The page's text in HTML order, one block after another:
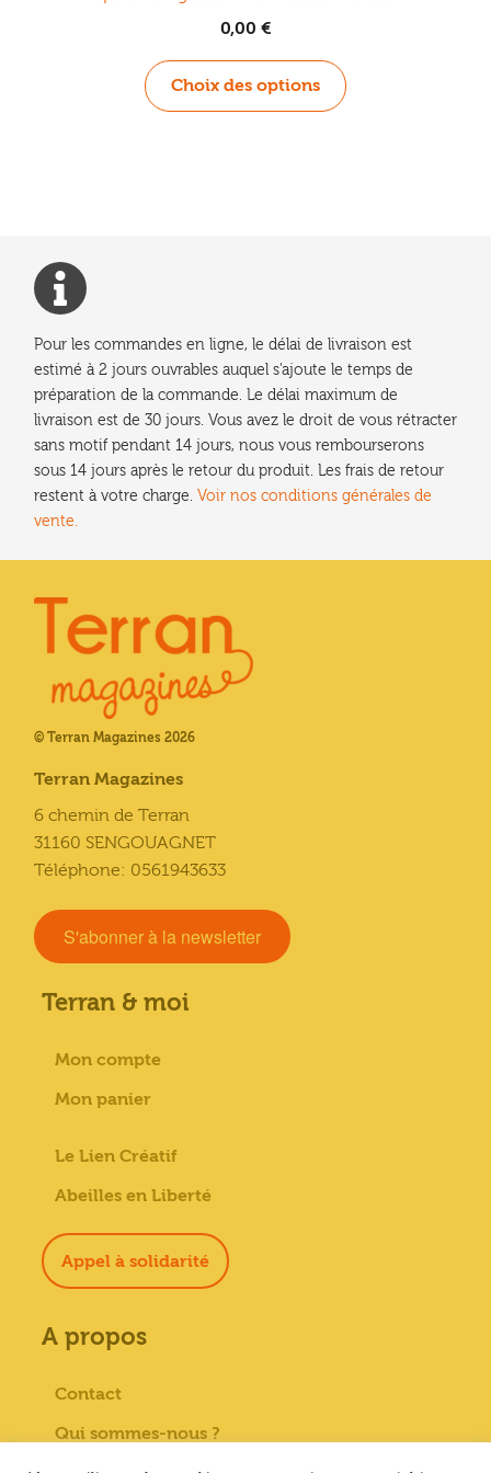
0,00 €
Choix des options
Ce
produit
sur
la
page
du
produit
Pour les commandes en ligne, le délai de livraison est
estimé à 2 jours ouvrables auquel s'ajoute le temps de
préparation de la commande. Le délai maximum de
livraison est de 30 jours. Vous avez le droit de vous rétracter
sans motif pendant 14 jours, nous vous rembourserons
sous 14 jours après le retour du produit. Les frais de retour
restent à votre charge. Voir nos conditions générales de
vente.
© Terran Magazines 2026
Terran Magazines
6 chemin de Terran
31160 SENGOUAGNET
Téléphone: 0561943633
S'abonner à la newsletter
Terran & moi
Mon compte
Mon panier
Le Lien Créatif
Abeilles en Liberté
Appel à solidarité
A propos
Contact
Qui sommes-nous ?